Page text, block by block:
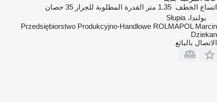
اتساع الخطف 1.35 متر القدرة المطلوبة للجرار 35 حصان
بولندا، Słupia
Przedsiębiorstwo Produkcyjno-Handlowe ROLMAPOL Marcin
Dziekan
الاتصال بالبائع